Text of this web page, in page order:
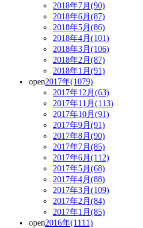
2018年7月(90)
2018年6月(87)
2018年5月(86)
2018年4月(101)
2018年3月(106)
2018年2月(87)
2018年1月(91)
open2017年(1079)
2017年12月(63)
2017年11月(113)
2017年10月(91)
2017年9月(91)
2017年8月(90)
2017年7月(85)
2017年6月(112)
2017年5月(68)
2017年4月(88)
2017年3月(109)
2017年2月(84)
2017年1月(85)
open2016年(1111)